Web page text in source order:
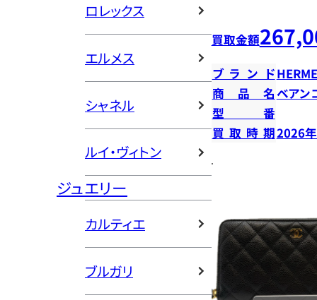
ロレックス
エルメス
シャネル
ルイ・ヴィトン
ジュエリー
カルティエ
ブルガリ
買取金額
ブランド
商品名ベアン
型番
買取時期2026